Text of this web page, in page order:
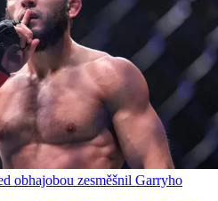
obhajobou zesměšnil Garryho